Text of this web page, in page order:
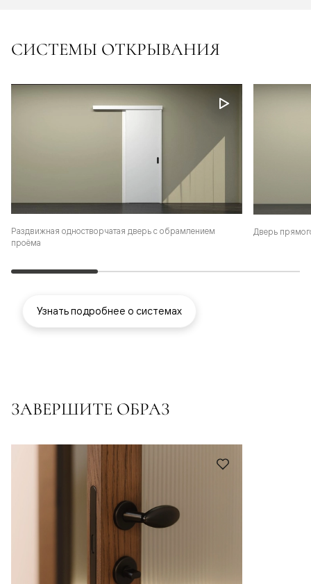
СИСТЕМЫ ОТКРЫВАНИЯ
Раздвижная одностворчатая дверь с обрамлением
проёма
Дверь
Узнать подробнее о системах
ЗАВЕРШИТЕ ОБРАЗ